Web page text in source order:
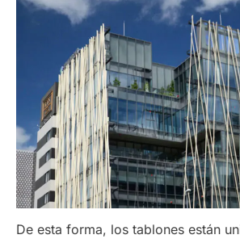
De esta forma, los tablones están